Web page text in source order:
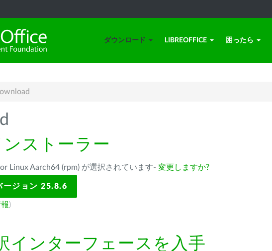
ダウンロード LIBREOFFICE 困ったら
ストーラー
Linux Aarch64 (rpm) が選択されています- 変更しますか?
ージョン 25.8.6
)
インターフェースを入手